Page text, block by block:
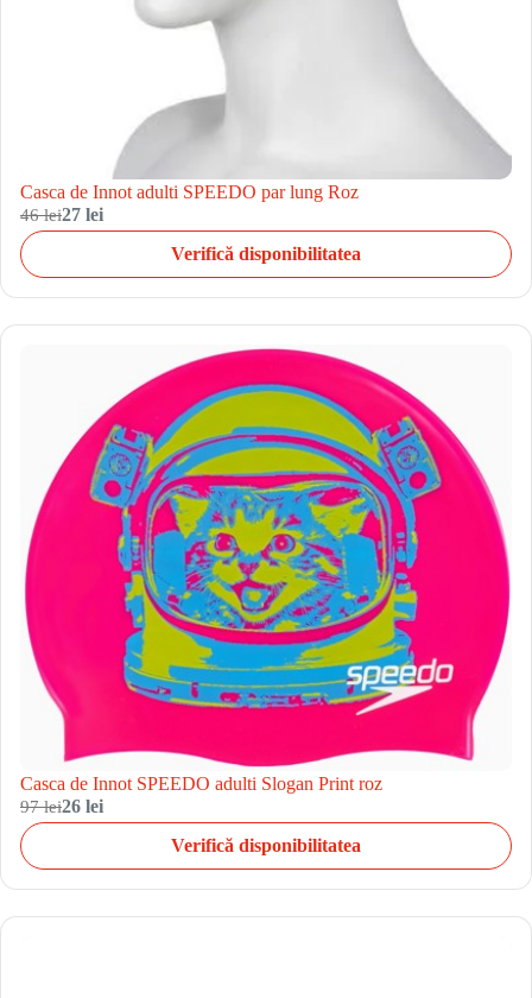
Casca de Innot adulti SPEEDO par lung Roz
46 lei27 lei
Verifică disponibilitatea
Casca de Innot SPEEDO adulti Slogan Print roz
97 lei26 lei
Verifică disponibilitatea